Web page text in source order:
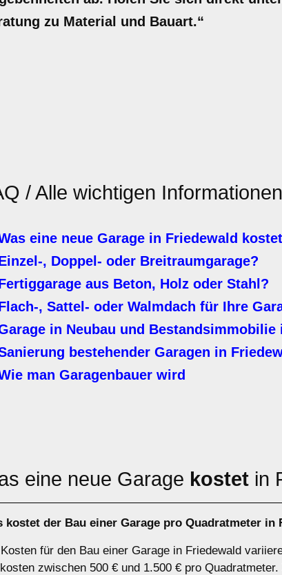
zu Material und Bauart.“
/ Alle wichtigen
eine neue Garage in Friedewald kostet
, Doppel- oder Breitraumgarage?
aus Beton, Holz oder Stahl?
, Sattel- oder Walmdach für Ihre
in Neubau und Bestandsimmobilie
bestehender Garagen in
man Garagenbauer wird
eine neue Garage kostet in
kostet der Bau einer Garage pro Quadratmeter in
für den Bau einer Garage in Friedewald
zwischen 500 € und 1.500 € pro